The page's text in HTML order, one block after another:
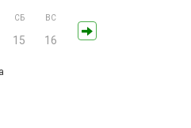
СБ
15
ВС
16